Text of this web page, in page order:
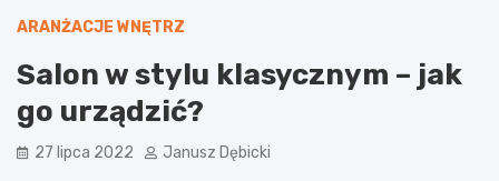
ARANŻACJE WNĘTRZ
Salon w stylu klasycznym – jak
go urządzić?
27 lipca 2022 Janusz Dębicki